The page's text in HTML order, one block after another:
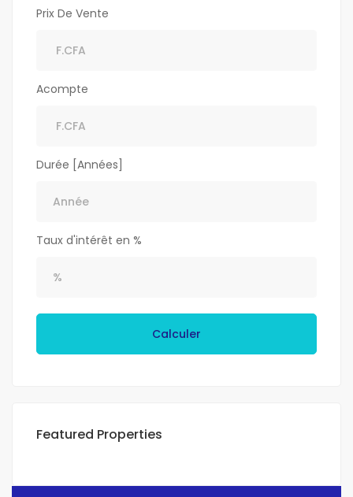
Prix De Vente
Acompte
Durée [Années]
Taux d'intérêt en %
Calculer
Featured Properties